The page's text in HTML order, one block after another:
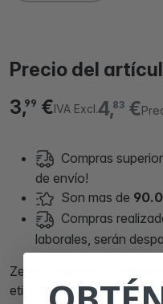
Precio del
4,83€
3,99 €IVA Excl.
Compras
de envío!
Son mas de
Compras
laborales, serán
Zebra etiquetas
etiquetas, núcleo del rollo